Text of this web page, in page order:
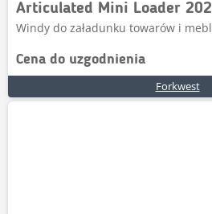
Articulated Mini Loader
Windy do załadunku towarów i
Cena do uzgodnienia
Forkwest